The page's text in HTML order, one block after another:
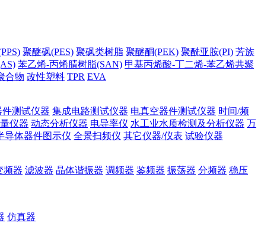
聚醚砜(PES) 聚砜类树脂 聚醚酮(PEK) 聚酰亚胺(PI) 芳族
苯乙烯-丙烯腈树脂(SAN) 甲基丙烯酸-丁二烯-苯乙烯共聚
合物 改性塑料 TPR EVA
测试仪器 集成电路测试仪器 电真空器件测试仪器 时间/频
仪器 动态分析仪器 电导率仪 水工业水质检测及分析仪器 万
导体器件图示仪 全景扫频仪 其它仪器/仪表 试验仪器
频器 滤波器 晶体谐振器 调频器 鉴频器 振荡器 分频器 稳压
仿真器